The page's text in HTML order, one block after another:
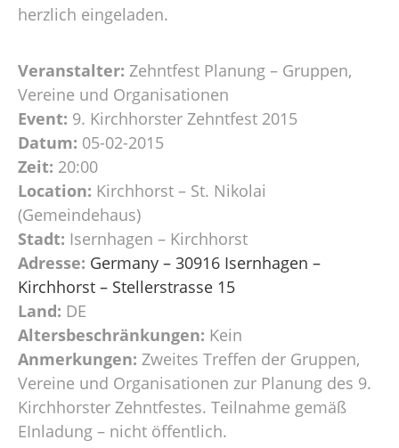
herzlich eingeladen.
Veranstalter: Zehntfest Planung – Gruppen,
Vereine und Organisationen
Event: 9. Kirchhorster Zehntfest 2015
Datum: 05-02-2015
Zeit: 20:00
Location: Kirchhorst – St. Nikolai
(Gemeindehaus)
Stadt: Isernhagen – Kirchhorst
Adresse: Germany – 30916 Isernhagen –
Kirchhorst – Stellerstrasse 15
Land: DE
Altersbeschränkungen: Kein
Anmerkungen: Zweites Treffen der Gruppen,
Vereine und Organisationen zur Planung des 9.
Kirchhorster Zehntfestes. Teilnahme gemäß
EInladung – nicht öffentlich.